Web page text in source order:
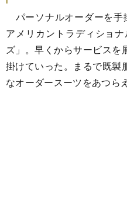
パーソナルオーダーを手
アメリカントラディショ
ズ」。早くからサービスを
掛けていった。まるで既製
なオーダースーツをあつら